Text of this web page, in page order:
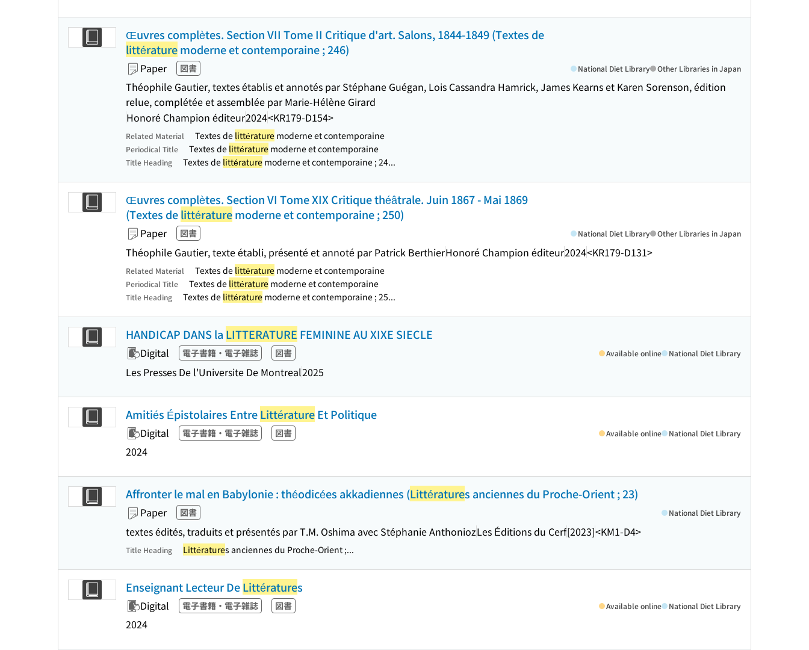
Œuvres complètes. Section VII Tome II Critique d'art. Salons, 1844-1849 (Textes de
littératuremoderne et contemporaine ; 246)
Paper 図書
Théophile Gautier, textes établis et annotés par Stéphane Guégan, Lois Cassandra Hamrick, James Kearns et Karen Sorenson, édition
relue, complétée et assemblée par Marie-Hélène Girard
Honoré Champion éditeur2024<KR179-D154>
National Diet Library Other Libraries in Japan
Related Material Textes de littérature moderne et contemporaine
Periodical Title Textes de littérature moderne et contemporaine
Title Heading Textes de littérature moderne et contemporaine ; 24...
Œuvres complètes. Section VI Tome XIX Critique théâtrale. Juin 1867 - Mai 1869
(Textes delittératuremoderne et contemporaine ; 250)
Paper 図書
Théophile Gautier, texte établi, présenté et annoté par Patrick BerthierHonoré Champion éditeur2024<KR179-D131>
National Diet Library Other Libraries in Japan
Related Material Textes de littérature moderne et contemporaine
Periodical Title Textes de littérature moderne et contemporaine
Title Heading Textes de littérature moderne et contemporaine ; 25...
HANDICAP DANS la LITTERATURE FEMININE AU XIXE SIECLE
Digital 電子書籍・電子雑誌 図書
Les Presses De l'Universite De Montreal2025
Available online National Diet Library
Amitiés Épistolaires EntreLittératureEt Politique
Digital 電子書籍・電子雑誌 図書
2024
Available online National Diet Library
Affronter le mal en Babylonie : théodicées akkadiennes (Littératures anciennes du Proche-Orient ; 23)
Paper 図書
textes édités, traduits et présentés par T.M. Oshima avec Stéphanie AnthoniozLes Éditions du Cerf[2023]<KM1-D4>
National Diet Library
Title Heading Littératures anciennes du Proche-Orient ;...
Enseignant Lecteur DeLittératures
Digital 電子書籍・電子雑誌 図書
2024
Available online National Diet Library